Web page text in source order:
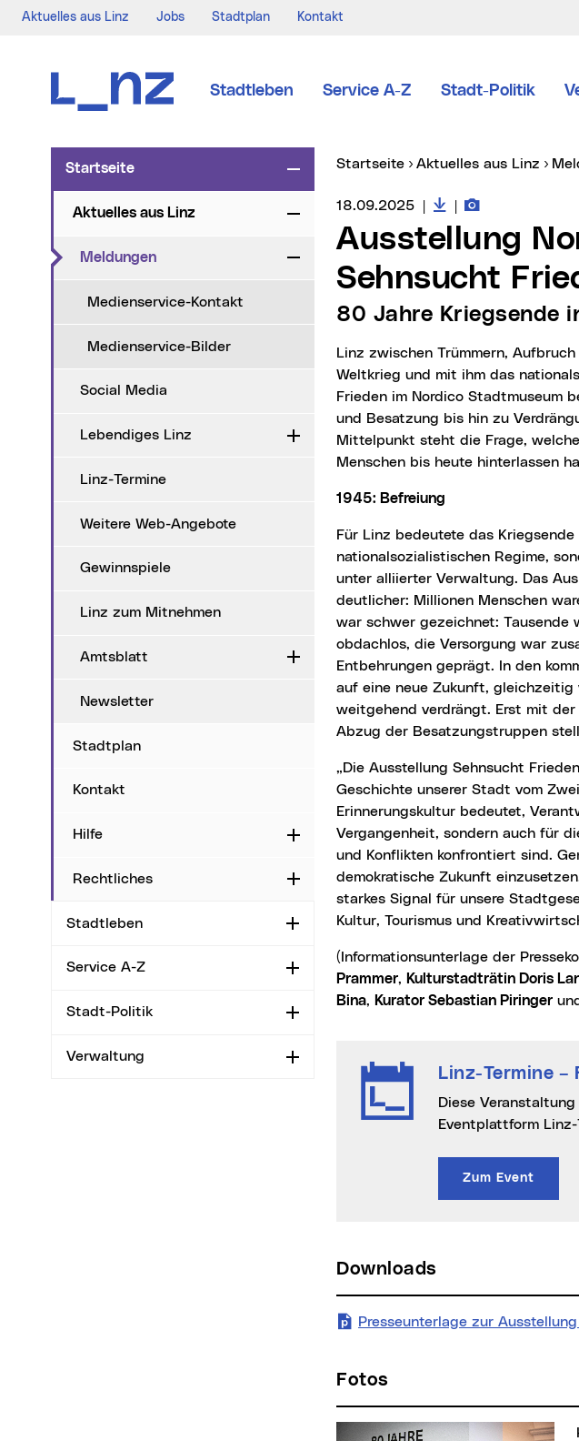
Aktuelles aus Linz Jobs Stadtplan Kontakt
Stadtleben Service A-Z Stadt-Politik
Startseite Zuklappen
Aktuelles aus Linz Zuklappen
Meldungen(aktueller Menüpunkt)Zuklappen
Medienservice-Kontakt
Medienservice-Bilder
Social Media
Lebendiges Linz Aufklappen
Linz-Termine
Weitere Web-Angebote
Gewinnspiele
Linz zum Mitnehmen
Amtsblatt Aufklappen
Newsletter
Stadtplan
Kontakt
Hilfe Aufklappen
Rechtliches Aufklappen
Stadtleben Aufklappen
Service A-Z Aufklappen
Stadt-Politik Aufklappen
Verwaltung Aufklappen
Sie sind hier:
Startseite Aktuelles aus Linz
Medienservice vom:
18.09.2025 Downloads zur
Fotos zur
Ausstellung Nordico Stadtmuseum:
Sehnsucht
80 Jahre
Linz zwischen Trümmern, Aufbruch und Erinnerung: Vor 80 Jahren endete der Zweite
Weltkrieg und mit ihm das
Frieden im Nordico Stadtmuseum
und Besatzung bis hin zu
Mittelpunkt steht die Frage,
Menschen bis heute hinterlassen
1945: Befreiung
Für Linz bedeutete das Kriegsende am 8. Mai 1945 nicht nur die Befreiung vom
nationalsozialistischen Regime,
unter alliierter Verwaltung. Das
deutlicher: Millionen Menschen
war schwer gezeichnet: Tausende
obdachlos, die Versorgung war
Entbehrungen geprägt. In den
auf eine neue Zukunft, gleichzeitig
weitgehend verdrängt. Erst mit
Abzug der Besatzungstruppen
„Die Ausstellung Sehnsucht Frieden führt uns eindringlich vor Augen, wie sehr die
Geschichte unserer Stadt vom
Erinnerungskultur bedeutet,
Vergangenheit, sondern auch für
und Konflikten konfrontiert sind.
demokratische Zukunft
starkes Signal für unsere
Kultur, Tourismus und
(Informationsunterlage der
Prammer, Kulturstadträtin Doris
Bina, Kurator Sebastian Piringer
Linz-Termine –
Diese Veranstaltung finden Sie auch auf der städtischen Online-
Eventplattform Linz-
Zum Event
Downloads
Presseunterlage zur
Fotos